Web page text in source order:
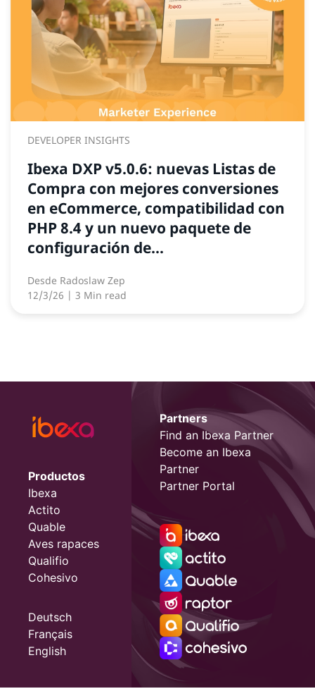
DEVELOPER INSIGHTS
Ibexa DXP v5.0.6: nuevas Listas de
Compra con mejores conversiones
en eCommerce, compatibilidad con
PHP 8.4 y un nuevo paquete de
configuración de...
Desde Radoslaw Zep
12/3/26 | 3 Min read